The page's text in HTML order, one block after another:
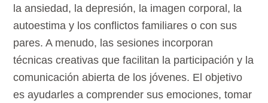
la ansiedad, la depresión, la imagen corporal, la
autoestima y los conflictos familiares o con sus
pares. A menudo, las sesiones incorporan
técnicas creativas que facilitan la participación y la
comunicación abierta de los jóvenes. El objetivo
es ayudarles a comprender sus emociones, tomar